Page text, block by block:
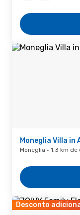
Moneglia Villa in
Moneglia · 1,3 km
Desconto